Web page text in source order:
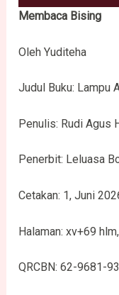
Membaca Bising
Oleh Yuditeha
Judul Buku: Lampu
Penulis: Rudi Agus
Penerbit: Leluasa
Cetakan: 1, Juni
Halaman: xv+69
QRCBN: 62-9681-